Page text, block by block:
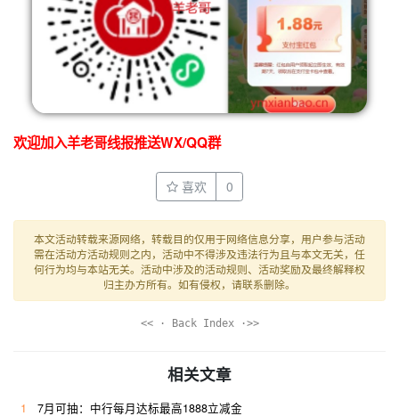
欢迎加入羊老哥线报推送WX/QQ群
喜欢 0
本文活动转载来源网络，转载目的仅用于网络信息分享，用户参与活动
需在活动方活动规则之内，活动中不得涉及违法行为且与本文无关，任
何行为均与本站无关。活动中涉及的活动规则、活动奖励及最终解释权
归主办方所有。如有侵权，请联系删除。
<< · Back Index ·>>
相关文章
1 7月可抽：中行每月达标最高1888立减金